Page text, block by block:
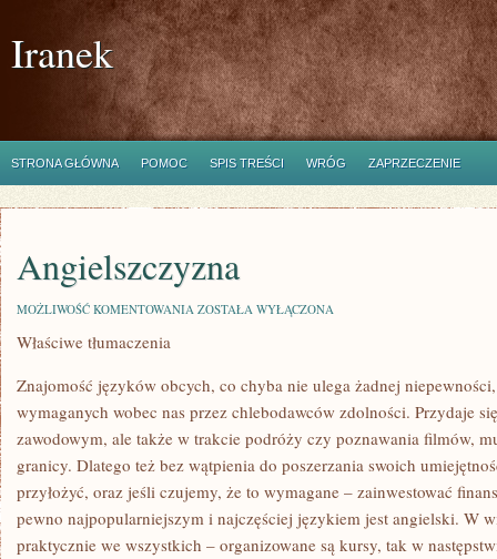
Iranek
STRONA GŁÓWNA POMOC SPIS TREŚCI WRÓG ZAPRZECZENIE
Angielszczyzna
MOŻLIWOŚĆ KOMENTOWANIA ANGIELSZCZYZNA
ZOSTAŁA WYŁĄCZONA
Właściwe tłumaczenia
Znajomość języków obcych, co chyba nie ulega żadnej
wymaganych wobec nas przez chlebodawców zdolności. Przydaje
zawodowym, ale także w trakcie podróży czy poznawania filmów,
granicy. Dlatego też bez wątpienia do poszerzania swoich
przyłożyć, oraz jeśli czujemy, że to wymagane – zainwestować
pewno najpopularniejszym i najczęściej językiem jest angielski. W
praktycznie we wszystkich – organizowane są kursy, tak w